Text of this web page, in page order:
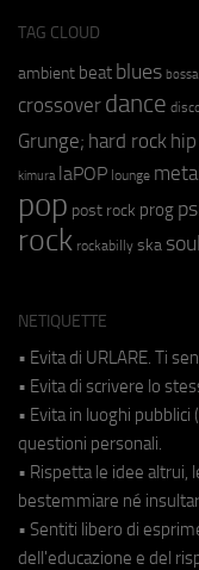
TAG CLOUD
ambient beat blues bossa
crossover dance
Grunge; hard rock
kimura laPOP lounge
pop post rock prog
rock rockabilly ska soul
NETIQUETTE
• Evita di URLARE. Ti
• Evita di scrivere lo
• Evita in luoghi
questioni personali.
• Rispetta le idee altrui,
bestemmiare né
• Sentiti libero di
dell'educazione e del